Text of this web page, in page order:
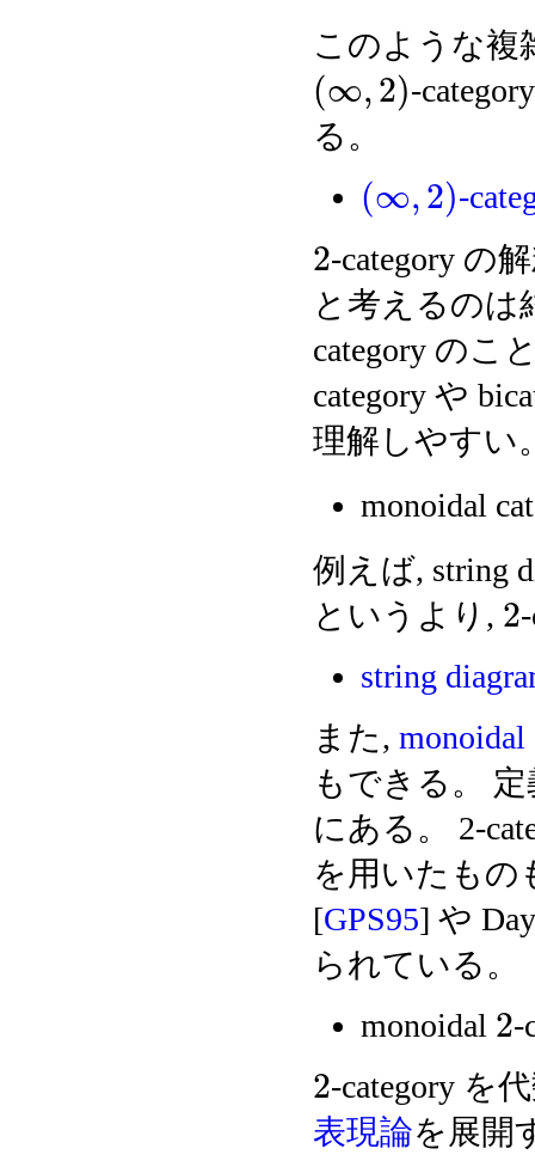
このような複
(∞, 2)-
る。
(∞, 2)-
2-category の
と考えるのは
category のこ
category や
理解しやすい
monoidal
例えば, string
というより, 2
string
また, monoidal
もできる。 定
にある。 2-
を用いたもの
[GPS95] や
られている。
monoidal 2-
2-category を
表現論を展開